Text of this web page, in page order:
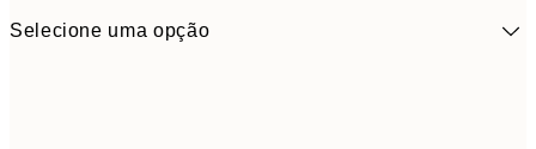
Selecione uma opção